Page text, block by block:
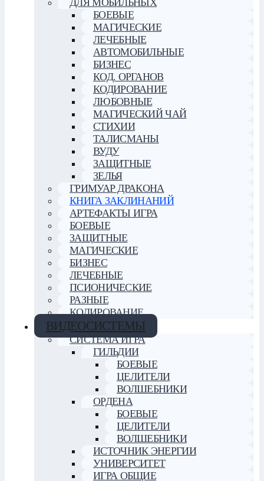
ДЛЯ МОБИЛЬНЫХ
БОЕВЫЕ
МАГИЧЕСКИЕ
ЛЕЧЕБНЫЕ
АВТОМОБИЛЬНЫЕ
БИЗНЕС
КОД. ОРГАНОВ
КОДИРОВАНИЕ
ЛЮБОВНЫЕ
МАГИЧЕСКИЙ ЧАЙ
СТИХИИ
ТАЛИСМАНЫ
ВУДУ
ЗАЩИТНЫЕ
ЗЕЛЬЯ
ГРИМУАР ДРАКОНА
КНИГА ЗАКЛИНАНИЙ
АРТЕФАКТЫ ИГРА
БОЕВЫЕ
ЗАЩИТНЫЕ
МАГИЧЕСКИЕ
БИЗНЕС
ЛЕЧЕБНЫЕ
ПСИОНИЧЕСКИЕ
РАЗНЫЕ
КОДИРОВАНИЕ
ВИДЕОСИСТЕМЫ
СИСТЕМА ИГРА
ГИЛЬДИИ
БОЕВЫЕ
ЦЕЛИТЕЛИ
ВОЛШЕБНИКИ
ОРДЕНА
БОЕВЫЕ
ЦЕЛИТЕЛИ
ВОЛШЕБНИКИ
ИСТОЧНИК ЭНЕРГИИ
УНИВЕРСИТЕТ
ИГРА ОБЩИЕ